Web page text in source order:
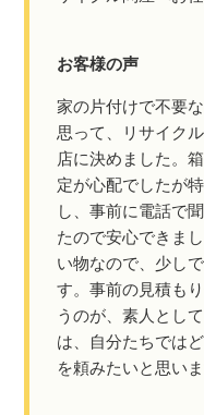
お客様の声
家の片付けで不要
思って、リサイク
店に決めました。
定が心配でしたが
し、事前に電話で
たので安心できま
い物なので、少し
す。事前の見積も
うのが、素人とし
は、自分たちでは
を頼みたいと思いま